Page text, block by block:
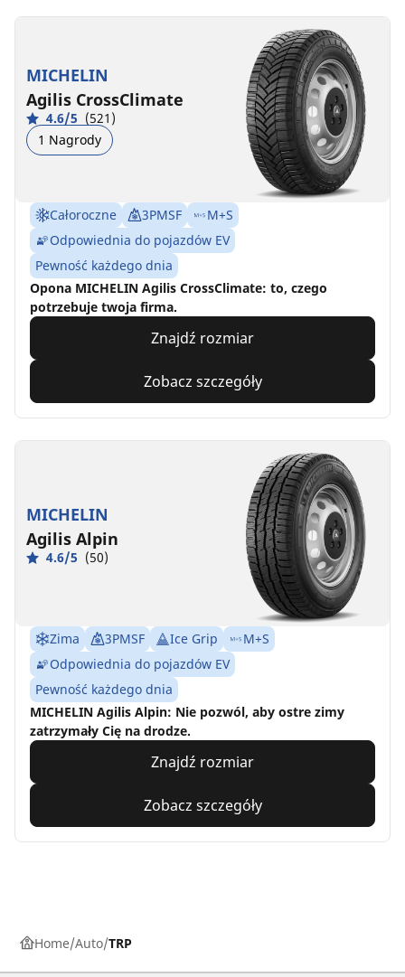
MICHELIN
Agilis CrossClimate
4.6/5 (521)
1 Nagrody
Całoroczne 3PMSF
M+S
Odpowiednia do pojazdów EV
Pewność każdego dnia
Opona MICHELIN Agilis CrossClimate: to, czego
potrzebuje twoja firma.
Znajdź rozmiar
Zobacz szczegóły
MICHELIN
Agilis Alpin
4.6/5 (50)
Zima 3PMSF Ice Grip
M+S
Odpowiednia do pojazdów EV
Pewność każdego dnia
MICHELIN Agilis Alpin: Nie pozwól, aby ostre zimy
zatrzymały Cię na drodze.
Znajdź rozmiar
Zobacz szczegóły
Home Auto TRP